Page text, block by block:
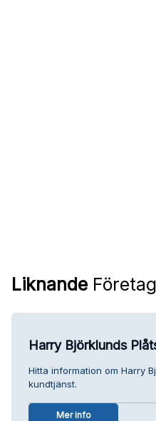
Liknande Företag
Harry Björklunds
Hitta information om Harry
kundtjänst.
Mer info